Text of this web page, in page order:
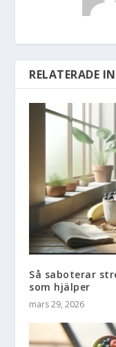
RELATERADE
Så saboterar
som hjälper
mars 29, 2026